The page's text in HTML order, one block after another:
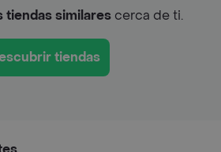
tiendas similarescerca de ti.
tiendas